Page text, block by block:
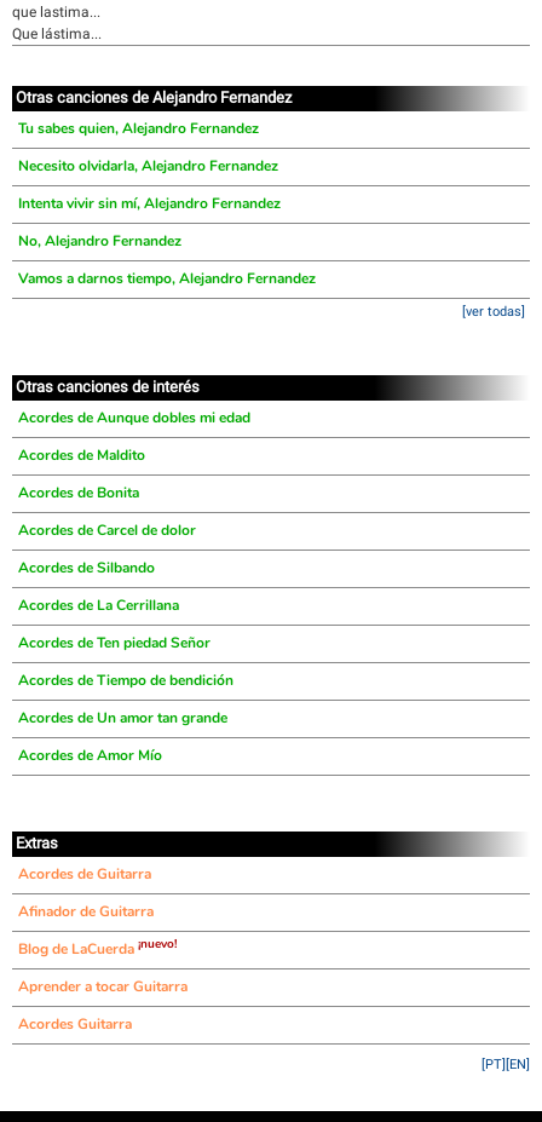
que lastima...
Que lástima...
Otras canciones de Alejandro Fernandez
Tu sabes quien, Alejandro Fernandez
Necesito olvidarla, Alejandro Fernandez
Intenta vivir sin mí, Alejandro Fernandez
No, Alejandro Fernandez
Vamos a darnos tiempo, Alejandro Fernandez
[ver todas]
Otras canciones de interés
Acordes de Aunque dobles mi edad
Acordes de Maldito
Acordes de Bonita
Acordes de Carcel de dolor
Acordes de Silbando
Acordes de La Cerrillana
Acordes de Ten piedad Señor
Acordes de Tiempo de bendición
Acordes de Un amor tan grande
Acordes de Amor Mío
Extras
Acordes de Guitarra
Afinador de Guitarra
Blog de LaCuerda ¡nuevo!
Aprender a tocar Guitarra
Acordes Guitarra
[EN]
[PT]